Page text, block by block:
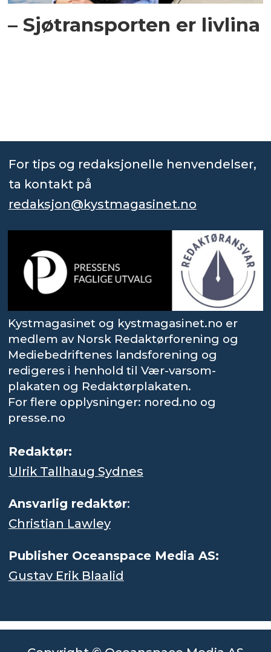
– Sjøtransporten er livlina
For tips og redaksjonelle henvendelser,
ta kontakt på
redaksjon@kystmagasinet.no
Kystmagasinet og kystmagasinet.no er
medlem av Norsk Redaktørforening og
Mediebedriftenes landsforening og
redigeres i henhold til Vær-varsom-
plakaten og Redaktørplakaten.
For flere opplysninger: nored.no og
presse.no
Redaktør:
Ulrik Tallhaug Sydnes
Ansvarlig redaktør:
Christian Lawley
Publisher Oceanspace Media AS:
Gustav Erik Blaalid